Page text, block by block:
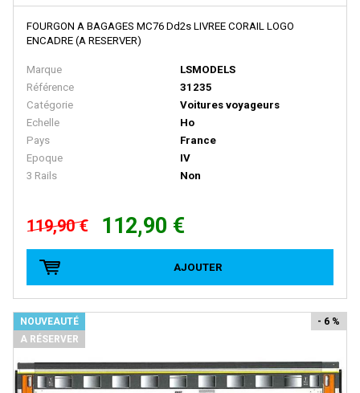
Cararama
Carpena
CHREZO
Classic Metal Works
D+R MODELLBAHN
DACKER
DAPOL
DECAPOD
DEKAS
FOURGON A BAGAGES MC76 Dd2s LIVREE CORAIL LOGO
ENCADRE (A RESERVER)
Marque
LSMODELS
Référence
31235
Catégorie
Voitures voyageurs
Echelle
Ho
Pays
France
Epoque
IV
3 Rails
Non
119,90 € 112,90 €
AJOUTER
NOUVEAUTÉ
A RÉSERVER
- 6 %